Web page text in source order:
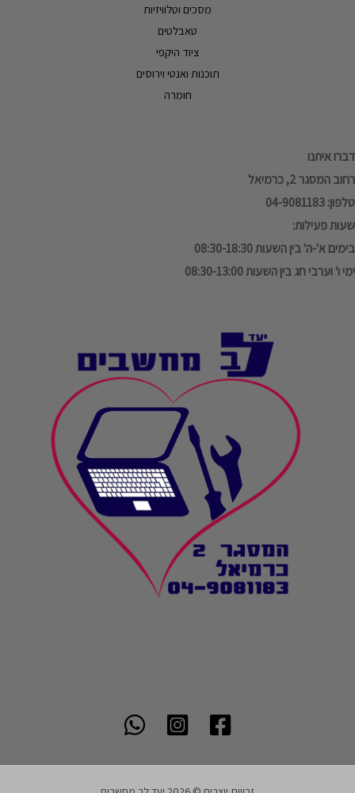
מסכים וטלוויזיות
טאבלטים
ציוד היקפי
תוכנות ואנטי וירוסים
חומרה
דברו איתנו
רחוב המסגר 2, כרמיאל
טלפון: 04-9081183
שעות פעילות:
בימים א'-ה' בין השעות 08:30-18:30
ימי ו' וערבי חג בין השעות 08:30-13:00